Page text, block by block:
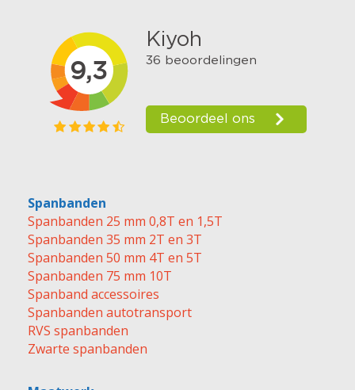
Spanbanden
Spanbanden 25 mm 0,8T en 1,5T
Spanbanden 35 mm 2T en 3T
Spanbanden 50 mm 4T en 5T
Spanbanden 75 mm 10T
Spanband accessoires
Spanbanden autotransport
RVS spanbanden
Zwarte spanbanden